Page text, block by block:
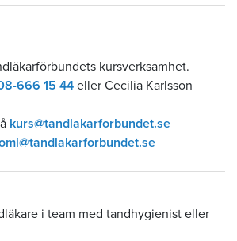
kursverksamhet.
666 15 44 eller Cecilia Karlsson
kurs@tandlakarforbundet.se
i team med tandhygienist eller